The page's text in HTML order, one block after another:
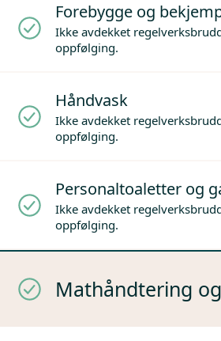
Forebygge og
Ikke avdekket
oppfølging.
Håndvask
Ikke avdekket
oppfølging.
Personaltoaletter og
Ikke avdekket
oppfølging.
Mathåndtering